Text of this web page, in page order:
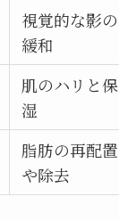
視覚的な影の
緩和
肌のハリと保
湿
脂肪の再配置
や除去